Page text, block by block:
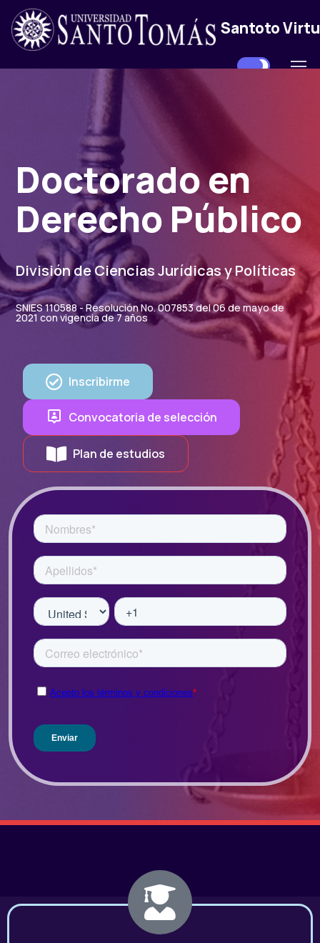
Santoto
Doctorado en
Derecho Público
División de Ciencias Jurídicas y Políticas
SNIES 110588 - Resolución No. 007853 del 06 de mayo de
2021 con vigencia de 7 años
Inscribirme
Convocatoria de selección
Plan de estudios